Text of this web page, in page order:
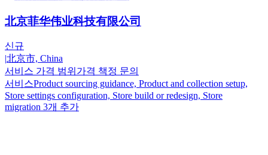
北京菲华伟业科技有限公司
신규
|北京市, China
서비스 가격 범위 가격 책정 문의
서비스Product sourcing guidance, Product and collection setup,
Store settings configuration, Store build or redesign, Store
migration 3개 추가